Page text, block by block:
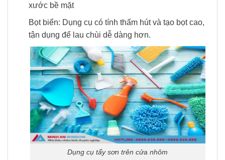
xước bề mặt
Bọt biển: Dụng cụ có tính thấm hút và tạo bọt cao,
tận dụng để lau chùi dễ dàng hơn.
Dụng cụ tẩy sơn trên cửa nhôm